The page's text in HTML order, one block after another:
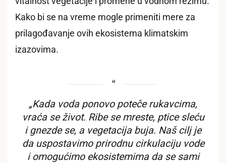
Kako bi se na vreme mogle primeniti mere za
prilagođavanje ovih ekosistema klimatskim
izazovima.
„Kada voda ponovo poteče rukavcima,
vraća se život. Ribe se mreste, ptice sleću
i gnezde se, a vegetacija buja. Naš cilj je
da uspostavimo prirodnu cirkulaciju vode
i omogućimo ekosistemima da se sami